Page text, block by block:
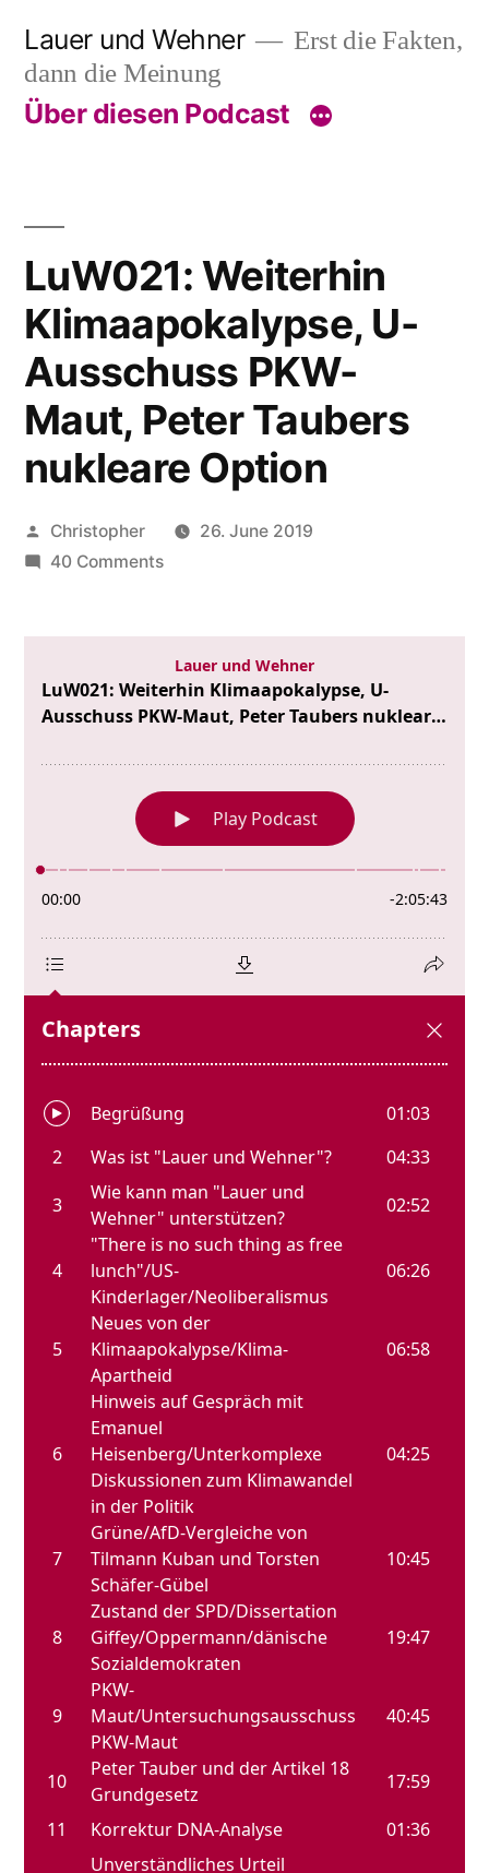
content
Lauer und Wehner
Erst die Fakten,
dann die Meinung
Über diesen Podcast
LuW021: Weiterhin
Klimaapokalypse, U-
Ausschuss PKW-
Maut, Peter Taubers
nukleare Option
Posted
by
Christopher
26. June 2019
40 Commentson
U-
Ausschuss
nukleare